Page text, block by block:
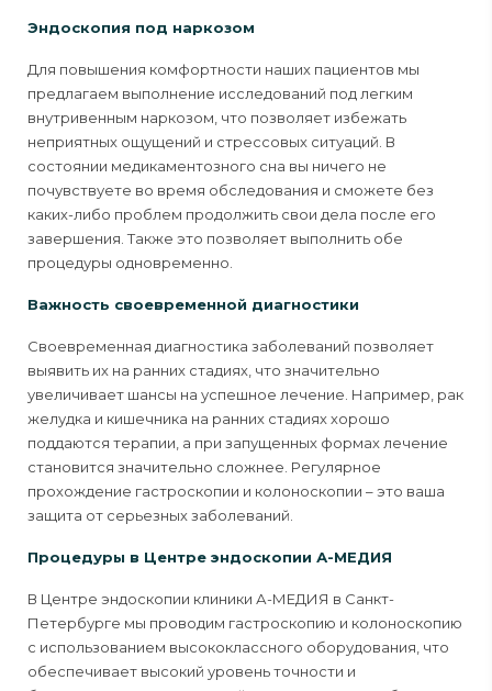
Эндоскопия под наркозом
Для повышения комфортности наших пациентов мы
предлагаем выполнение исследований под легким
внутривенным наркозом, что позволяет избежать
неприятных ощущений и стрессовых ситуаций. В
состоянии медикаментозного сна вы ничего не
почувствуете во время обследования и сможете без
каких-либо проблем продолжить свои дела после его
завершения. Также это позволяет выполнить обе
процедуры одновременно.
Важность своевременной диагностики
Своевременная диагностика заболеваний позволяет
выявить их на ранних стадиях, что значительно
увеличивает шансы на успешное лечение. Например, рак
желудка и кишечника на ранних стадиях хорошо
поддаются терапии, а при запущенных формах лечение
становится значительно сложнее. Регулярное
прохождение гастроскопии и колоноскопии – это ваша
защита от серьезных заболеваний.
Процедуры в Центре эндоскопии А-МЕДИЯ
В Центре эндоскопии клиники А-МЕДИЯ в Санкт-
Петербурге мы проводим гастроскопию и колоноскопию
с использованием высококлассного оборудования, что
обеспечивает высокий уровень точности и